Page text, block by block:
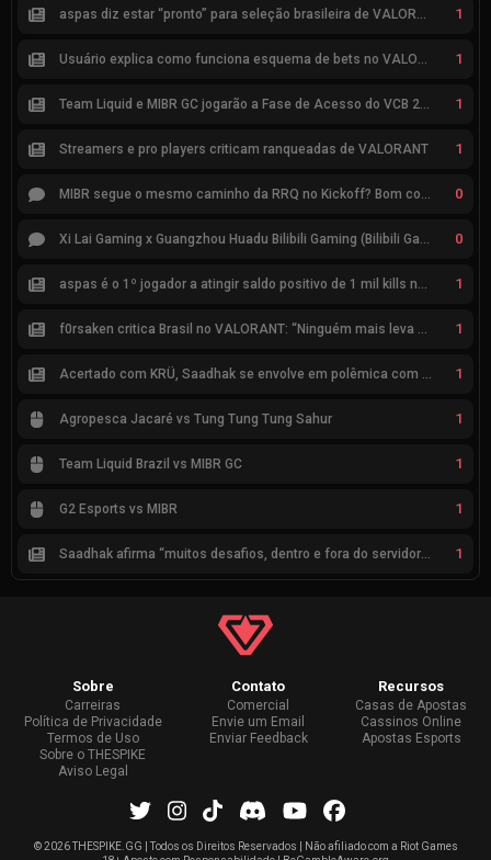
aspas diz estar “pronto” para seleção brasileira de VALORANT 1
Usuário explica como funciona esquema de bets no VALORANT 1
Team Liquid e MIBR GC jogarão a Fase de Acesso do VCB 2026 1
Streamers e pro players criticam ranqueadas de VALORANT 1
MIBR segue o mesmo caminho da RRQ no Kickoff? Bom começo, mas risco de eliminação hoje 0
Xi Lai Gaming x Guangzhou Huadu Bilibili Gaming (Bilibili Gaming) 0
aspas é o 1º jogador a atingir saldo positivo de 1 mil kills no VCT 1
f0rsaken critica Brasil no VALORANT: “Ninguém mais leva a sério” 1
Acertado com KRÜ, Saadhak se envolve em polêmica com keznit 1
Agropesca Jacaré vs Tung Tung Tung Sahur 1
Team Liquid Brazil vs MIBR GC 1
G2 Esports vs MIBR 1
Saadhak afirma “muitos desafios, dentro e fora do servidor” sobre a jornada até a classificação 1
Sobre
Carreiras
Política de Privacidade
Termos de Uso
Sobre o THESPIKE
Aviso Legal
Contato
Comercial
Envie um Email
Enviar Feedback
Recursos
Casas de Apostas
Cassinos Online
Apostas Esports
©2026 THESPIKE.GG | Todos os Direitos Reservados | Não afiliado com a Riot Games